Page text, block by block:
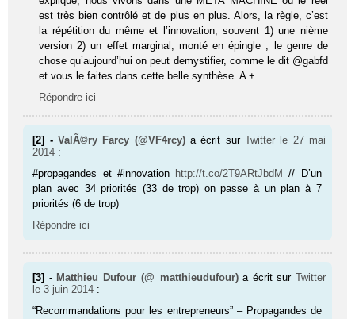
est très bien contrôlé et de plus en plus. Alors, la règle, c’est
la répétition du même et l’innovation, souvent 1) une nième
version 2) un effet marginal, monté en épingle ; le genre de
chose qu’aujourd’hui on peut demystifier, comme le dit @gabfd
et vous le faites dans cette belle synthèse. A +
Répondre ici
[2] - ValÃ©ry Farcy (@VF4rcy) a écrit sur Twitter
le 27 mai
2014 :
#propagandes et #innovation http://t.co/2T9ARtJbdM // D’un
plan avec 34 priorités (33 de trop) on passe à un plan à 7
priorités (6 de trop)
Répondre ici
[3] - Matthieu Dufour (@_matthieudufour) a écrit sur Twitter
le 3 juin 2014 :
“Recommandations pour les entrepreneurs” – Propagandes de